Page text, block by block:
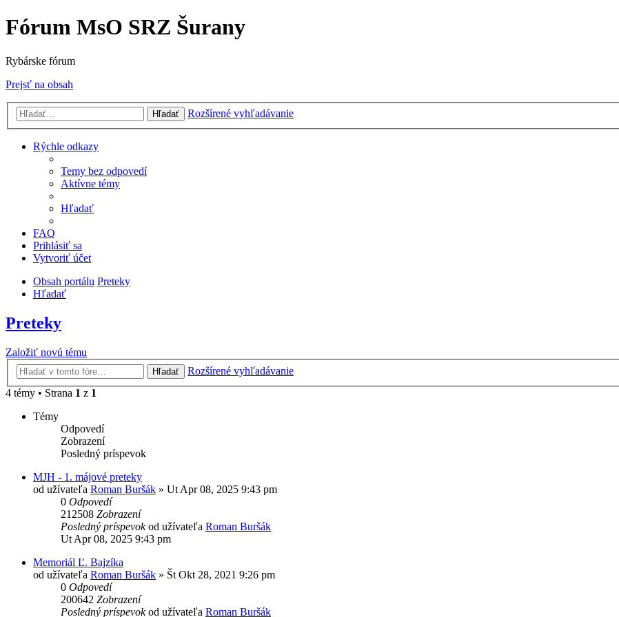
Fórum MsO SRZ Šurany
Rybárske fórum
Prejsť na obsah
Hľadať Rozšírené vyhľadávanie
Rýchle odkazy
Temy bez odpovedí
Aktívne témy
Hľadať
FAQ
Prihlásiť sa
Vytvoriť účet
Obsah portálu Preteky
Hľadať
Preteky
Založiť novú tému
Hľadať
Rozšírené vyhľadávanie
4 témy • Strana 1 z 1
Témy
Odpovedí
Zobrazení
Posledný príspevok
MJH - 1. májové preteky
od užívateľa Roman Buršák » Ut Apr 08, 2025 9:43 pm
0 Odpovedí
212508 Zobrazení
Posledný príspevokod užívateľa Roman Buršák
Ut Apr 08, 2025 9:43 pm
Memoriál Ľ. Bajzíka
od užívateľa Roman Buršák » Št Okt 28, 2021 9:26 pm
0 Odpovedí
200642 Zobrazení
Posledný príspevokod užívateľa Roman Buršák